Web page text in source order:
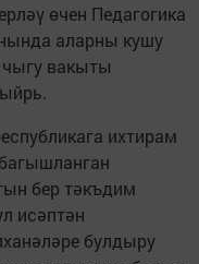
өчен Педагогика
аларны кушу
вакыты
ихтирам
бер тәкъдим
исәптән
булдыру